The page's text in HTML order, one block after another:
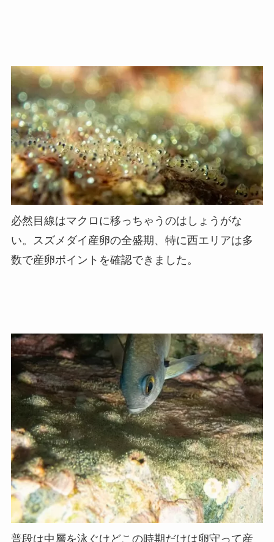
必然目線はマクロに移っちゃうのはしょうがな
い。スズメダイ産卵の全盛期、特に西エリアは多
数で産卵ポイントを確認できました。
普段は中層を泳ぐけどこの時期だけは卵守って産